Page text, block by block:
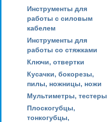
Инструменты для
работы с силовым
кабелем
Инструменты для
работы со стяжками
Ключи, отвертки
Кусачки, бокорезы,
пилы, ножницы, ножи
Мультиметры, тестеры
Плоскогубцы,
тонкогубцы,